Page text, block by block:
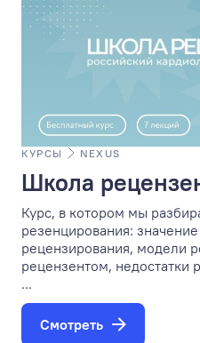
КУРСЫ NEXUS
Школа
Курс, в котором мы
резенцирования:
рецензирования, модели
рецензентом, недостатки
...
Смотреть